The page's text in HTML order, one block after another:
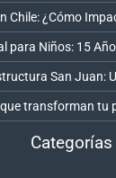
Chile: ¿Cómo
para Niños: 15
San Juan:
que transforman
Categorías